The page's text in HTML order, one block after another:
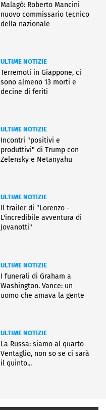
Malagò: Roberto Mancini
nuovo commissario tecnico
della nazionale
ULTIME NOTIZIE
Terremoti in Giappone, ci
sono almeno 13 morti e
decine di feriti
ULTIME NOTIZIE
Incontri "positivi e
produttivi" di Trump con
Zelensky e Netanyahu
ULTIME NOTIZIE
Il trailer di "Lorenzo -
L'incredibile avventura di
Jovanotti"
ULTIME NOTIZIE
I funerali di Graham a
Washington. Vance: un
uomo che amava la gente
ULTIME NOTIZIE
La Russa: siamo al quarto
Ventaglio, non so se ci sarà
il quinto...